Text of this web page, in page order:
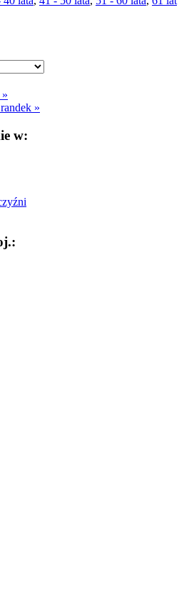
»
w: